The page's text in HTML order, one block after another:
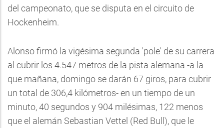
del campeonato, que se disputa en el circuito de
Hockenheim.
Alonso firmó la vigésima segunda 'pole' de su carrera
al cubrir los 4.547 metros de la pista alemana -a la
que mañana, domingo se darán 67 giros, para cubrir
un total de 306,4 kilómetros- en un tiempo de un
minuto, 40 segundos y 904 milésimas, 122 menos
que el alemán Sebastian Vettel (Red Bull), que le